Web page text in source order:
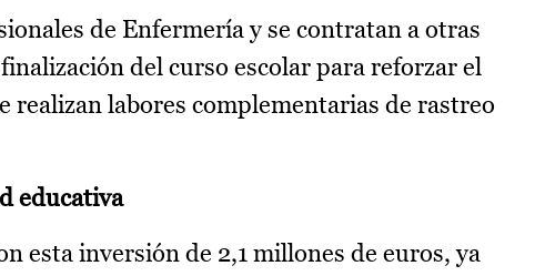
de Enfermería y se contratan a otras
del curso escolar para reforzar el
realizan labores complementarias de rastreo
educativa
esta inversión de 2,1 millones de euros, ya